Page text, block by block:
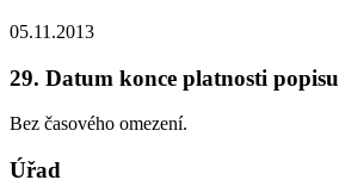
05.11.2013
29. Datum konce platnosti popisu
Bez časového omezení.
Úřad